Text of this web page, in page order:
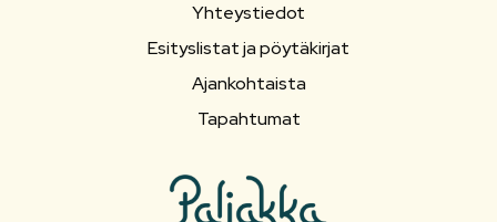
Yhteystiedot
Esityslistat ja pöytäkirjat
Ajankohtaista
Tapahtumat